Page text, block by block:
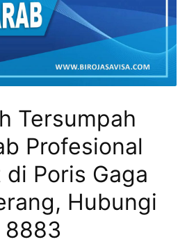
Tersumpah
Profesional
Poris Gaga
Hubungi
8883